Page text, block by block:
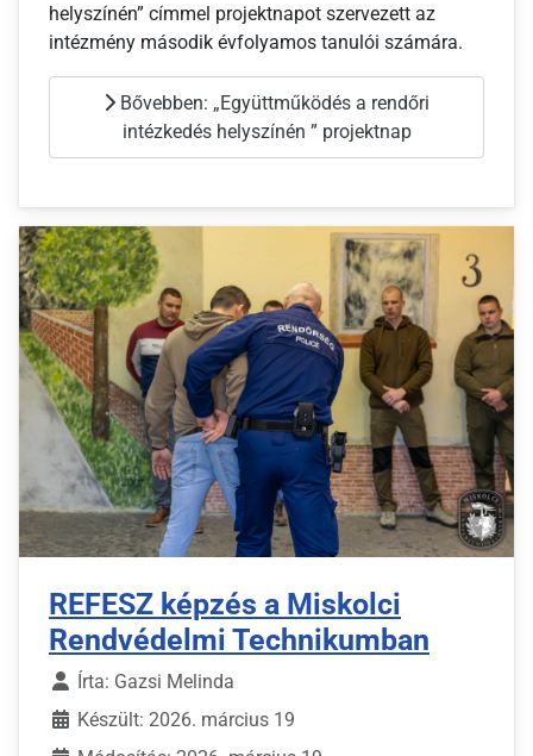
helyszínén” címmel projektnapot szervezett az
intézmény második évfolyamos tanulói számára.
Bővebben: „Együttműködés a rendőri
intézkedés helyszínén ” projektnap
REFESZ képzés a Miskolci
Rendvédelmi Technikumban
Írta: Gazsi Melinda
Készült: 2026. március 19